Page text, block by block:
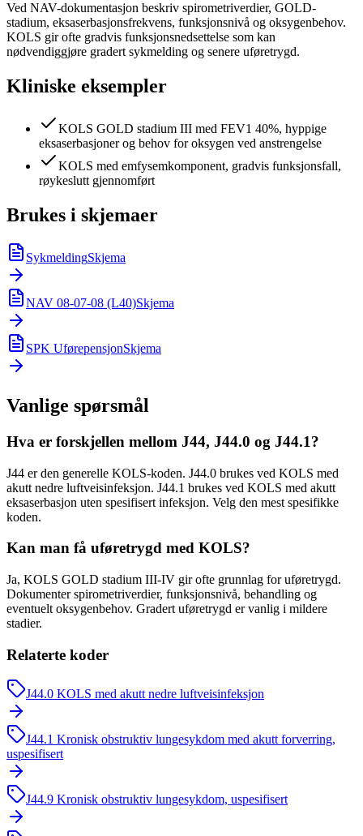
Ved NAV-dokumentasjon beskriv spirometriverdier, GOLD-
stadium, eksaserbasjonsfrekvens, funksjonsnivå og oksygenbehov.
KOLS gir ofte gradvis funksjonsnedsettelse som kan
nødvendiggjøre gradert sykmelding og senere uføretrygd.
Kliniske eksempler
KOLS GOLD stadium III med FEV1 40%, hyppige
eksaserbasjoner og behov for oksygen ved anstrengelse
KOLS med emfysemkomponent, gradvis funksjonsfall,
røykeslutt gjennomført
Brukes i skjemaer
SykmeldingSkjema
NAV 08-07-08 (L40)Skjema
SPK UførepensjonSkjema
Vanlige spørsmål
Hva er forskjellen mellom J44, J44.0 og J44.1?
J44 er den generelle KOLS-koden. J44.0 brukes ved KOLS med
akutt nedre luftveisinfeksjon. J44.1 brukes ved KOLS med akutt
eksaserbasjon uten spesifisert infeksjon. Velg den mest spesifikke
koden.
Kan man få uføretrygd med KOLS?
Ja, KOLS GOLD stadium III-IV gir ofte grunnlag for uføretrygd.
Dokumenter spirometriverdier, funksjonsnivå, behandling og
eventuelt oksygenbehov. Gradert uføretrygd er vanlig i mildere
stadier.
Relaterte koder
J44.0 KOLS med akutt nedre luftveisinfeksjon
J44.1 Kronisk obstruktiv lungesykdom med akutt forverring,
uspesifisert
J44.9 Kronisk obstruktiv lungesykdom, uspesifisert